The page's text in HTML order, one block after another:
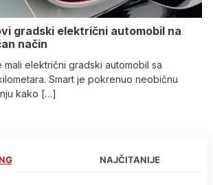
gradski električni automobil na
način
mali električni gradski automobil sa
Smart je pokrenuo neobičnu
kako […]
NAJČITANIJE